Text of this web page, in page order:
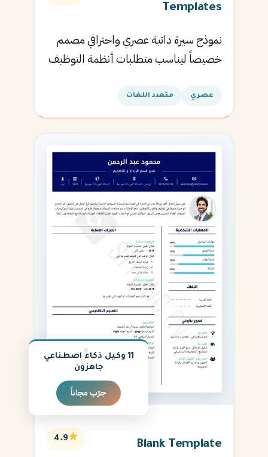
Templates
نموذج سيرة ذاتية عصري واحترافي مصمم
خصيصاً ليناسب متطلبات أنظمة التوظيف
القادمة.
عصري متعدد اللغات
Blank Template
★
4.9
×
11 وكيل ذكاء اصطناعي
جاهزون
جرّب مجاناً